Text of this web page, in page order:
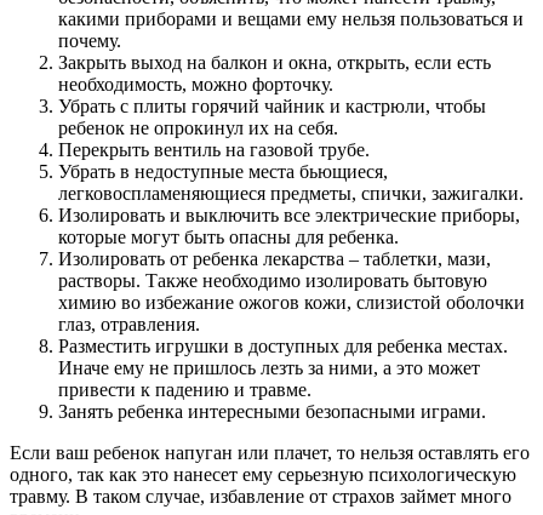
какими приборами и вещами ему нельзя пользоваться и
почему.
Закрыть выход на балкон и окна, открыть, если есть
необходимость, можно форточку.
Убрать с плиты горячий чайник и кастрюли, чтобы
ребенок не опрокинул их на себя.
Перекрыть вентиль на газовой трубе.
Убрать в недоступные места бьющиеся,
легковоспламеняющиеся предметы, спички, зажигалки.
Изолировать и выключить все электрические приборы,
которые могут быть опасны для ребенка.
Изолировать от ребенка лекарства – таблетки, мази,
растворы. Также необходимо изолировать бытовую
химию во избежание ожогов кожи, слизистой оболочки
глаз, отравления.
Разместить игрушки в доступных для ребенка местах.
Иначе ему не пришлось лезть за ними, а это может
привести к падению и травме.
Занять ребенка интересными безопасными играми.
Если ваш ребенок напуган или плачет, то нельзя оставлять его
одного, так как это нанесет ему серьезную психологическую
травму. В таком случае, избавление от страхов займет много